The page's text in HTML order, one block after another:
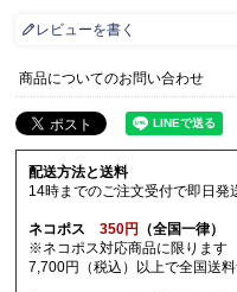
レビューを書く
商品についてのお問い合わせ
配送方法と送料
14時までのご注文受付で即日発
ネコポス350円
（全国一律）
※ネコポス対応商品に限ります
7,700円（税込）以上で全国送